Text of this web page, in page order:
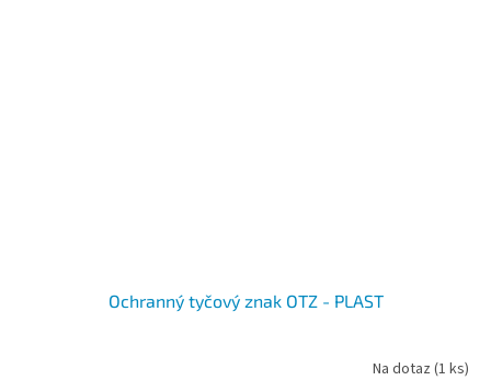
Ochranný tyčový znak OTZ - PLAST
Na dotaz (1 ks)